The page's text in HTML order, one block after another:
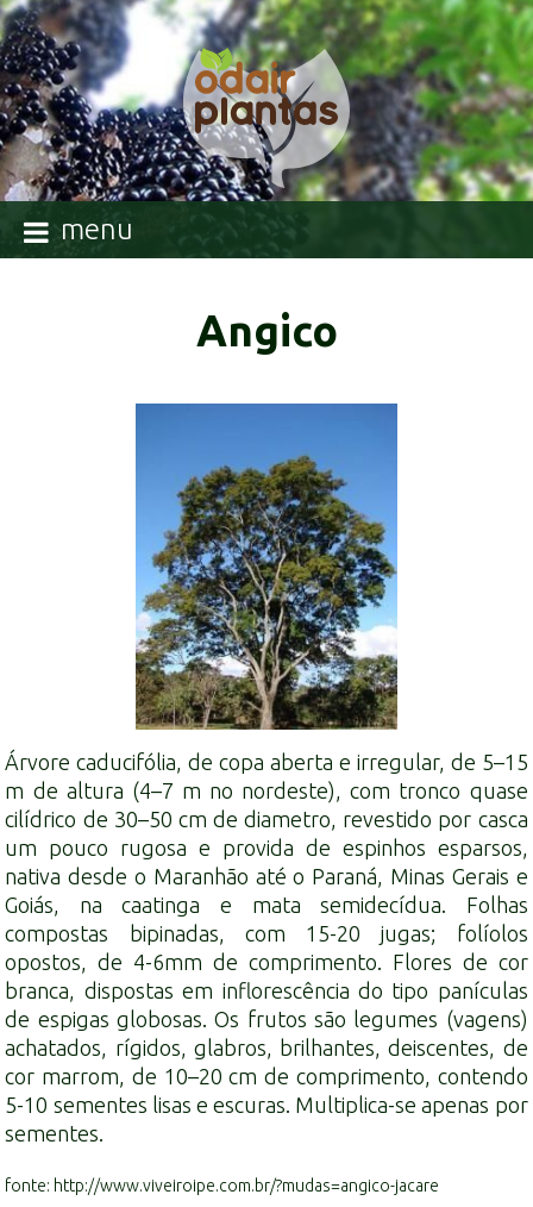
menu
Angico
Árvore caducifólia, de copa aberta e irregular, de 5–15
m de altura (4–7 m no nordeste), com tronco quase
cilídrico de 30–50 cm de diametro, revestido por casca
um pouco rugosa e provida de espinhos esparsos,
nativa desde o Maranhão até o Paraná, Minas Gerais e
Goiás, na caatinga e mata semidecídua. Folhas
compostas bipinadas, com 15-20 jugas; folíolos
opostos, de 4-6mm de comprimento. Flores de cor
branca, dispostas em inflorescência do tipo panículas
de espigas globosas. Os frutos são legumes (vagens)
achatados, rígidos, glabros, brilhantes, deiscentes, de
cor marrom, de 10–20 cm de comprimento, contendo
5-10 sementes lisas e escuras. Multiplica-se apenas por
sementes.
fonte: http://www.viveiroipe.com.br/?mudas=angico-jacare